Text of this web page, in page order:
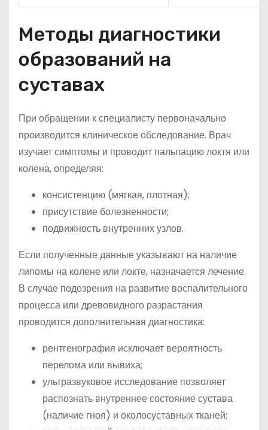
Методы диагностики
образований на
суставах
При обращении к специалисту первоначально
производится клиническое обследование. Врач
изучает симптомы и проводит пальпацию локтя или
колена, определяя:
консистенцию (мягкая, плотная);
присутствие болезненности;
подвижность внутренних узлов.
Если полученные данные указывают на наличие
липомы на колене или локте, назначается лечение.
В случае подозрения на развитие воспалительного
процесса или древовидного разрастания
проводится дополнительная диагностика:
рентгенография исключает вероятность
перелома или вывиха;
ультразвуковое исследование позволяет
распознать внутреннее состояние сустава
(наличие гноя) и околосуставных тканей;